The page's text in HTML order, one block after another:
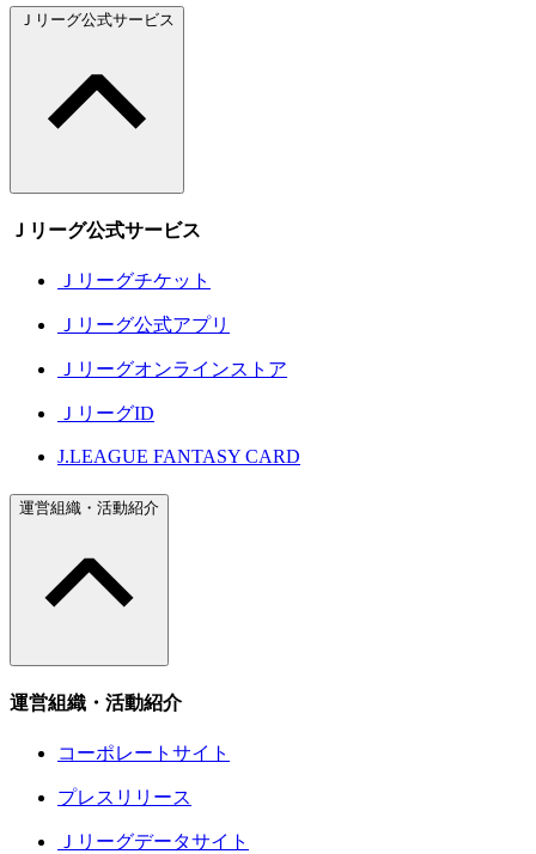
Ｊリーグ公式サービス
Ｊリーグ公式サービス
Ｊリーグチケット
Ｊリーグ公式アプリ
Ｊリーグオンラインストア
ＪリーグID
J.LEAGUE FANTASY CARD
運営組織・活動紹介
運営組織・活動紹介
コーポレートサイト
プレスリリース
Ｊリーグデータサイト